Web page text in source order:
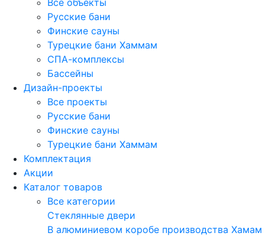
Русские бани
Финские сауны
Турецкие бани Хаммам
СПА-комплексы
Бассейны
Дизайн-проекты
Все проекты
Русские бани
Финские сауны
Турецкие бани Хаммам
Комплектация
Акции
Каталог товаров
Все категории
Стеклянные двери
В алюминиевом коробе производства Хамам